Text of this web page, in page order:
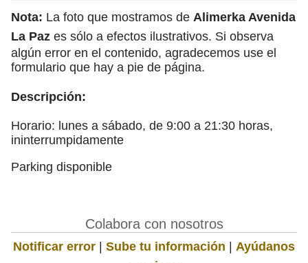
Nota: La foto que mostramos de Alimerka Avenida
La Paz es sólo a efectos ilustrativos. Si observa
algún error en el contenido, agradecemos use el
formulario que hay a pie de página.
Descripción:
Horario: lunes a sábado, de 9:00 a 21:30 horas,
ininterrumpidamente
Parking disponible
Colabora con nosotros
Notificar error | Sube tu información | Ayúdanos